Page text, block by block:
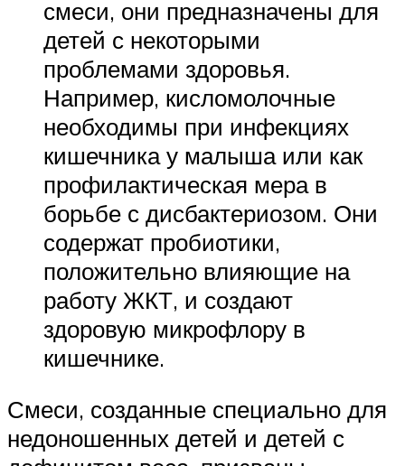
смеси, они предназначены для
детей с некоторыми
проблемами здоровья.
Например, кисломолочные
необходимы при инфекциях
кишечника у малыша или как
профилактическая мера в
борьбе с дисбактериозом. Они
содержат пробиотики,
положительно влияющие на
работу ЖКТ, и создают
здоровую микрофлору в
кишечнике.
Смеси, созданные специально для
недоношенных детей и детей с